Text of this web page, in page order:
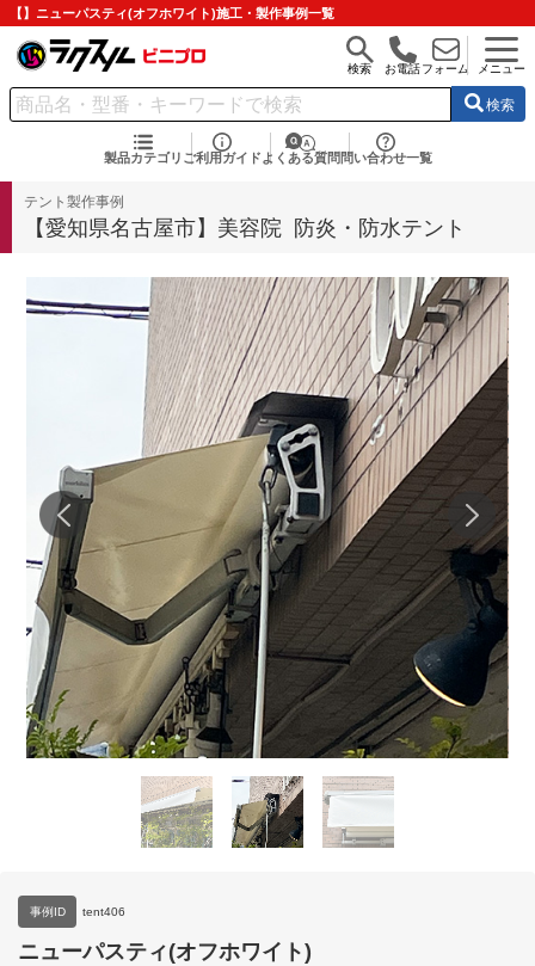
【】ニューパスティ(オフホワイト)施工・製作事例一覧
検索 お電話フォーム メニュー
検索
製品カテゴリ ご利用ガイド よくある質問 問い合わせ一覧
テント製作事例
【愛知県名古屋市】美容院 防炎・防水テント
事例ID tent406
ニューパスティ(オフホワイト)